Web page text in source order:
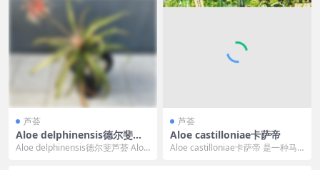
芦荟
Aloe delphinensis德尔斐芦
荟
Aloe delphinensis德尔斐芦荟 Aloe
芦荟
Aloe castilloniae卡萨帝
Aloe castilloniae卡萨帝 是一种马